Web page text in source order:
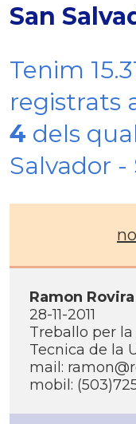
San
Tenim
registrats
4 dels
Salvador -
Ramon
28-11-2011
Treballo per
Tecnica de la
mail:
mobil: